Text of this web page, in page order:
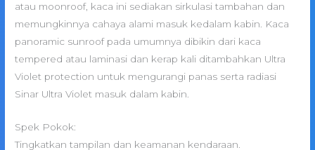
atau moonroof, kaca ini sediakan sirkulasi tambahan dan
memungkinnya cahaya alami masuk kedalam kabin. Kaca
panoramic sunroof pada umumnya dibikin dari kaca
tempered atau laminasi dan kerap kali ditambahkan Ultra
Violet protection untuk mengurangi panas serta radiasi
Sinar Ultra Violet masuk dalam kabin.
Spek Pokok:
Tingkatkan tampilan dan keamanan kendaraan.